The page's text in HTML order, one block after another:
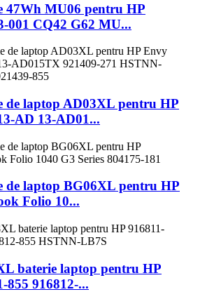
47Wh MU06 pentru HP
001 CQ42 G62 MU...
de laptop AD03XL pentru HP
AD 13-AD01...
de laptop BG06XL pentru HP
Folio 10...
baterie laptop pentru HP
855 916812-...